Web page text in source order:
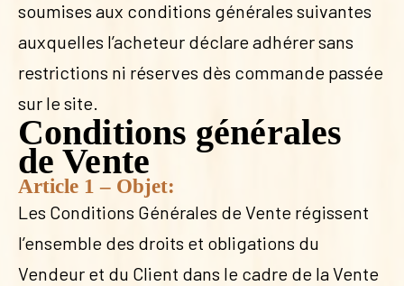
soumises aux conditions générales suivantes
auxquelles l’acheteur déclare adhérer sans
restrictions ni réserves dès commande passée
sur le site.
Conditions générales
de Vente
Article 1 – Objet:
Les Conditions Générales de Vente régissent
l’ensemble des droits et obligations du
Vendeur et du Client dans le cadre de la Vente